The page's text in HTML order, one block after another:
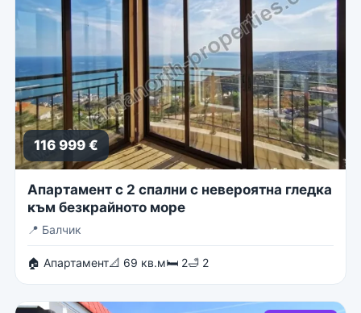
116 999 €
Апартамент с 2 спални с невероятна гледка
към безкрайното море
📍 Балчик
🏠 Апартамент📐 69 кв.м🛏 2🛁 2